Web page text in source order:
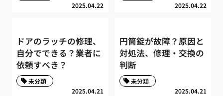
2025.04.22 2025.04.22
ドアのラッチの修理、
自分でできる？業者に
依頼すべき？
2025.04.21
未分類
円筒錠が故障？原因と
対処法、修理・交換の
判断
2025.04.21
未分類